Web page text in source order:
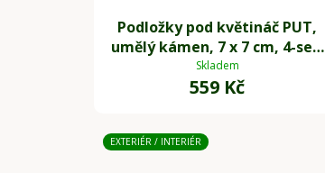
Podložky pod květináč PUT,
umělý kámen, 7 x 7 cm, 4-set,
šedé
Skladem
559 Kč
EXTERIÉR / INTERIÉR